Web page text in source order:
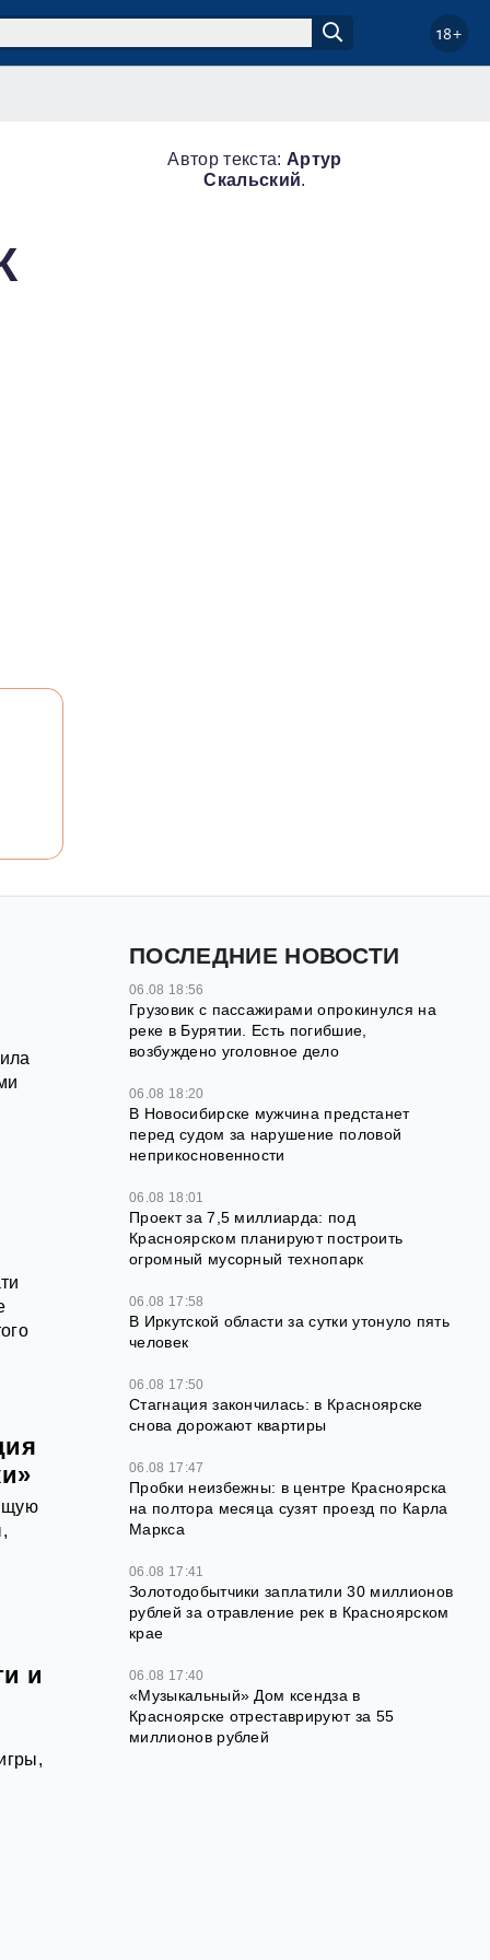
18+
Автор текста: Артур
Скальский.
и
ПОСЛЕДНИЕ НОВОСТИ
06.08 18:56
Грузовик с пассажирами опрокинулся на
реке в Бурятии. Есть погибшие,
возбуждено уголовное дело
06.08 18:20
В Новосибирске мужчина предстанет
перед судом за нарушение половой
неприкосновенности
06.08 18:01
Проект за 7,5 миллиарда: под
Красноярском планируют построить
огромный мусорный технопарк
06.08 17:58
В Иркутской области за сутки утонуло пять
человек
06.08 17:50
Стагнация закончилась: в Красноярске
снова дорожают квартиры
06.08 17:47
Пробки неизбежны: в центре Красноярска
на полтора месяца сузят проезд по Карла
Маркса
06.08 17:41
Золотодобытчики заплатили 30 миллионов
рублей за отравление рек в Красноярском
крае
06.08 17:40
«Музыкальный» Дом ксендза в
Красноярске отреставрируют за 55
миллионов рублей